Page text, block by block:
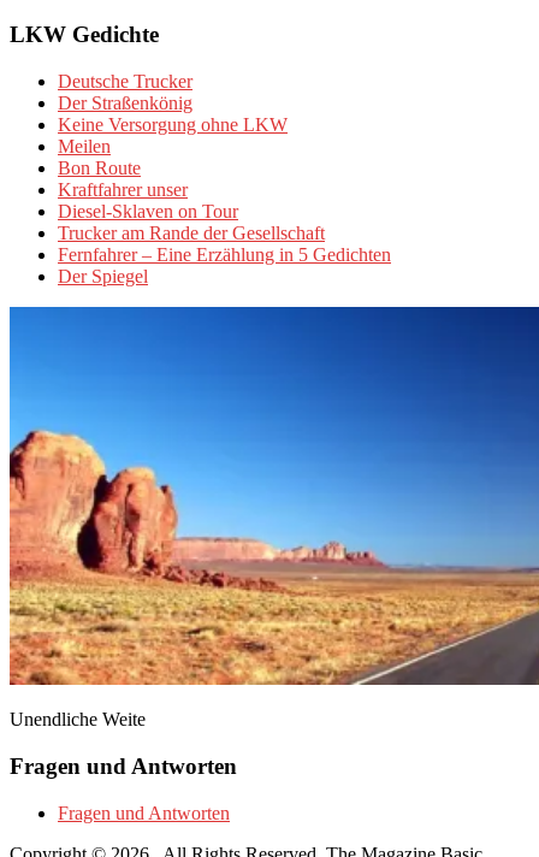
LKW Gedichte
Deutsche Trucker
Der Straßenkönig
Keine Versorgung ohne LKW
Meilen
Bon Route
Kraftfahrer unser
Diesel-Sklaven on Tour
Trucker am Rande der Gesellschaft
Fernfahrer – Eine Erzählung in 5 Gedichten
Der Spiegel
Unendliche Weite
Fragen und Antworten
Fragen und Antworten